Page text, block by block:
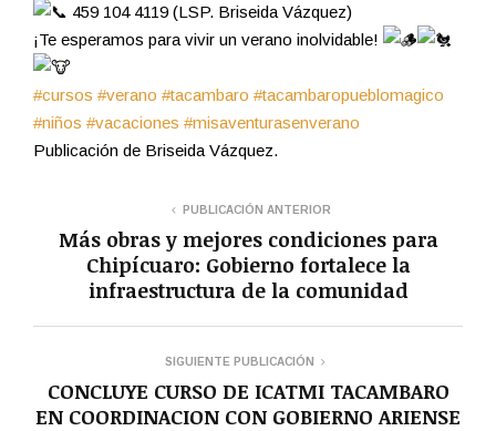
459 104 4119 (LSP. Briseida Vázquez)
¡Te esperamos para vivir un verano inolvidable!
#cursos #verano #tacambaro #tacambaropueblomagico
#niños #vacaciones #misaventurasenverano
Publicación de Briseida Vázquez.
PUBLICACIÓN ANTERIOR
Más obras y mejores condiciones para
Chipícuaro: Gobierno fortalece la
infraestructura de la comunidad
SIGUIENTE PUBLICACIÓN
CONCLUYE CURSO DE ICATMI TACAMBARO
EN COORDINACION CON GOBIERNO ARIENSE